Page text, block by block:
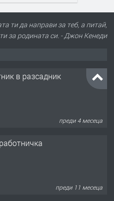
ти да направи за теб, а питай,
за родината си. - Джон Кенеди
в разсадник
преди 4 месеца
преди 11 месеца